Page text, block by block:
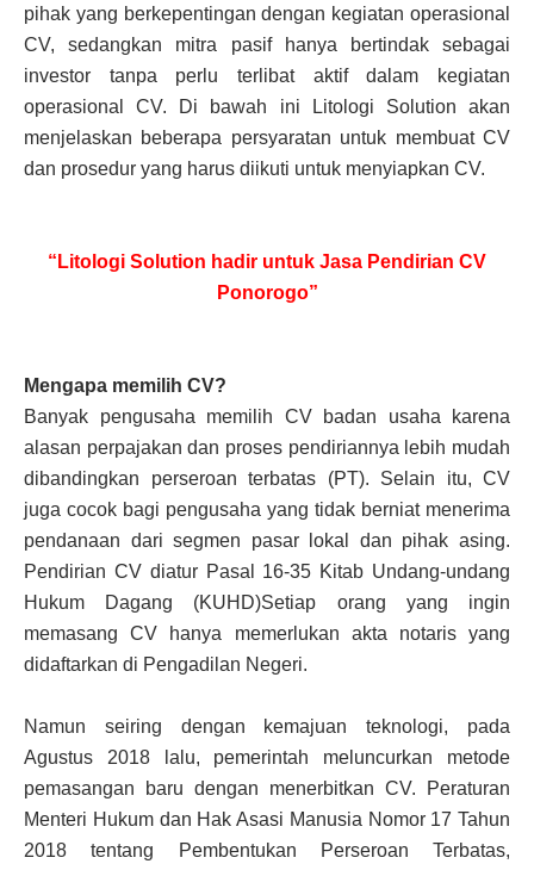
pihak yang berkepentingan dengan kegiatan operasional
CV, sedangkan mitra pasif hanya bertindak sebagai
investor tanpa perlu terlibat aktif dalam kegiatan
operasional CV. Di bawah ini Litologi Solution akan
menjelaskan beberapa persyaratan untuk membuat CV
dan prosedur yang harus diikuti untuk menyiapkan CV.
“Litologi Solution hadir untuk Jasa Pendirian CV
Ponorogo”
Mengapa memilih CV?
Banyak pengusaha memilih CV badan usaha karena
alasan perpajakan dan proses pendiriannya lebih mudah
dibandingkan perseroan terbatas (PT). Selain itu, CV
juga cocok bagi pengusaha yang tidak berniat menerima
pendanaan dari segmen pasar lokal dan pihak asing.
Pendirian CV diatur Pasal 16-35 Kitab Undang-undang
Hukum Dagang (KUHD)Setiap orang yang ingin
memasang CV hanya memerlukan akta notaris yang
didaftarkan di Pengadilan Negeri.
Namun seiring dengan kemajuan teknologi, pada
Agustus 2018 lalu, pemerintah meluncurkan metode
pemasangan baru dengan menerbitkan CV. Peraturan
Menteri Hukum dan Hak Asasi Manusia Nomor 17 Tahun
2018 tentang Pembentukan Perseroan Terbatas,